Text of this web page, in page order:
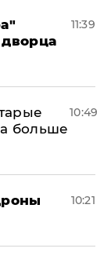
11:39
больше
10:49
10:21